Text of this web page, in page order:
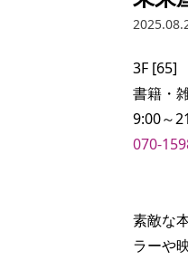
3F [65]
書籍・
070-
素敵な
ラーや